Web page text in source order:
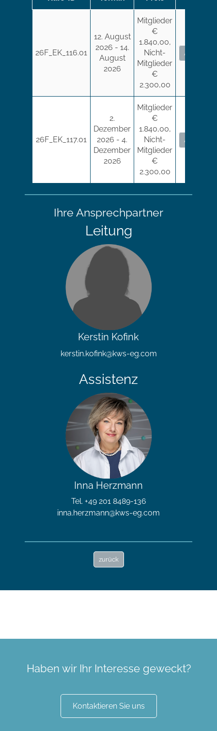
26F_EK_116.01
12. August
2026 - 14.
August
2026
Mitglieder
€
1.840,00,
Nicht-
Mitglieder
€
2.300,00
Anmelden
26F_EK_117.01
2.
Dezember
2026 - 4.
Dezember
2026
Mitglieder
€
1.840,00,
Nicht-
Mitglieder
€
2.300,00
Anmelden
Ihre Ansprechpartner
Leitung
Kerstin Kofink
kerstin.kofink@kws-eg.com
Assistenz
Inna Herzmann
Tel. +49 201 8489-136
inna.herzmann@kws-eg.com
zurück
Haben wir Ihr Interesse geweckt?
Kontaktieren Sie uns